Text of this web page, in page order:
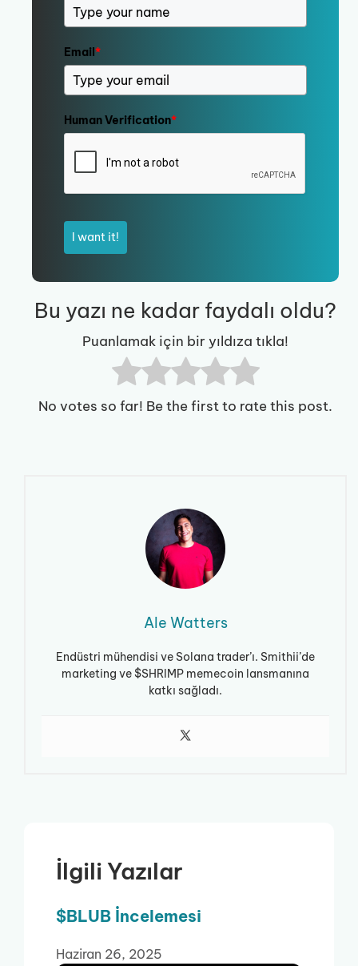
Email *
Human Verification*
I want it!
Bu yazı ne kadar faydalı oldu?
Puanlamak için bir yıldıza tıkla!
No votes so far! Be the first to rate this post.
Ale Watters
Endüstri mühendisi ve Solana trader’ı. Smithii’de
marketing ve $SHRIMP memecoin lansmanına
katkı sağladı.
İlgili Yazılar
$BLUB İncelemesi
Haziran 26, 2025